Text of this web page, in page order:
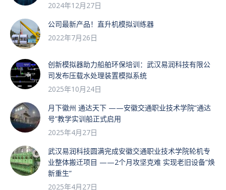
2024年12月27日
公司最新产品！直升机模拟训练器
2022年7月26日
创新模拟器助力船舶环保培训：武汉易润科技有限公
司发布压载水处理装置模拟系统
2025年10月24日
月下徽州 通达天下 ——安徽交通职业技术学院“通达
号”教学实训船正式启用
2025年4月27日
武汉易润科技圆满完成安徽交通职业技术学院轮机专
业整体搬迁项目 ——2个月攻坚克难 实现老旧设备”焕
新重生”
2025年4月27日